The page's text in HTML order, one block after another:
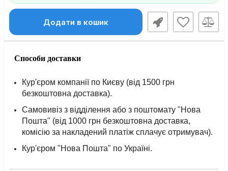
Додати в кошик
Способи доставки
Кур'єром компанії по Києву (від 1500 грн
безкоштовна доставка).
Самовивіз з відділення або з поштомату "Нова
Пошта" (від 1000 грн безкоштовна доставка,
комісію за накладений платіж сплачує отримувач).
Кур'єром "Нова Пошта" по Україні.